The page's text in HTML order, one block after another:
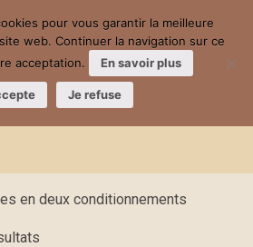
Nature
en deux conditionnements
pour vous garantir la meilleure
web. Continuer la navigation sur ce
acceptation.
En savoir plus
Je refuse